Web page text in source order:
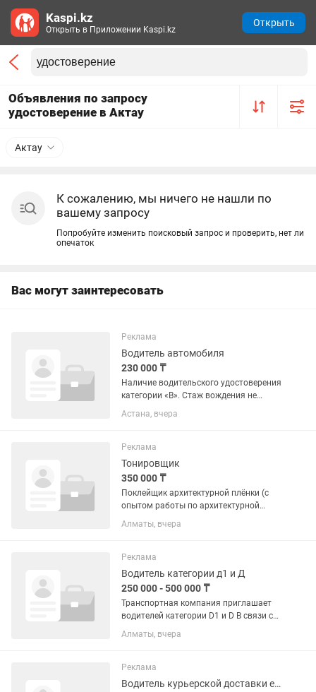
Объявления по запросу
удостоверение в Актау
Актау
К сожалению, мы ничего не нашли по
вашему запросу
Попробуйте изменить поисковый запрос и проверить, нет ли
опечаток
Вас могут заинтересовать
Реклама
Водитель автомобиля
230 000 ₸
Наличие водительского удостоверения
категории «B». Стаж вождения не
менее 3 лет. Знание правил дорожного
движения Республики Казахстан.
лишений прав. ...
Астана, вчера
Реклама
Тонировщик
350 000 ₸
Поклейщик архитектурной плёнки (с
опытом работы по архитектурной
тонировке или автомобильной
онировке) Мы — молодая, энергичная
Алматы, вчера
Реклама
Водитель категории д1 и Д
250 000 - 500 000 ₸
Транспортная компания приглашает
водителей категории D1 и D В связи с
расширением штата приглашаем на
работу водителей категории D1 и D для
МЕСТО ПРОЖИВАНИЯ...
Алматы, вчера
Реклама
Водитель курьерской доставки еды Яндекс Go, Павлодар
Kaspi.kz
Открыть в Приложении Kaspi.kz
Открыть